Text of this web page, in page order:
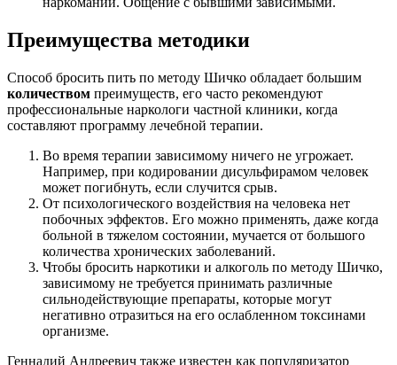
Преимущества методики
Способ бросить пить по методу Шичко обладает большим
количеством преимуществ, его часто рекомендуют
профессиональные наркологи частной клиники, когда
составляют программу лечебной терапии.
Во время терапии зависимому ничего не угрожает.
Например, при кодировании дисульфирамом человек
может погибнуть, если случится срыв.
От психологического воздействия на человека нет
побочных эффектов. Его можно применять, даже когда
больной в тяжелом состоянии, мучается от большого
количества хронических заболеваний.
Чтобы бросить наркотики и алкоголь по методу Шичко,
зависимому не требуется принимать различные
сильнодействующие препараты, которые могут
негативно отразиться на его ослабленном токсинами
организме.
Геннадий Андреевич также известен как популяризатор